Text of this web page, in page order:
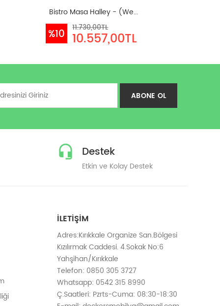
Bistro Masa Halley - (We...
%10 11.730,00TL
10.557,00TL
ABONE OL
Destek
Etkin ve Kolay Destek
İLETIŞIM
Adres:Kırıkkale Organize San.Bölgesi
Kızılırmak Caddesi. 4.Sokak No:6
Yahşihan/Kırıkkale
Telefon: 0850 305 3727
Whatsapp: 0542 315 8990
Ç.Saatleri: Pzrts-Cuma: 08:30-18:30